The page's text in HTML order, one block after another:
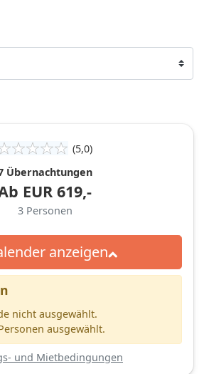
(5,0)
Übernachtungen
EUR 619,-
3 Personen
anzeigen
nicht ausgewählt.
ausgewählt.
und Mietbedingungen